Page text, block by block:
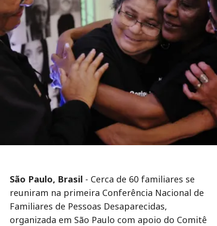
São Paulo, Brasil - Cerca de 60 familiares se
reuniram na primeira Conferência Nacional de
Familiares de Pessoas Desaparecidas,
organizada em São Paulo com apoio do Comitê